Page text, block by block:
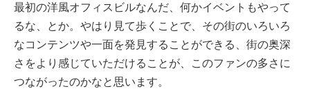
最初の洋風オフィスビルなんだ、何かイベントもやって
るな、とか。やはり見て歩くことで、その街のいろいろ
なコンテンツや一面を発見することができる、街の奥深
さをより感じていただけることが、このファンの多さに
つながったのかなと思います。